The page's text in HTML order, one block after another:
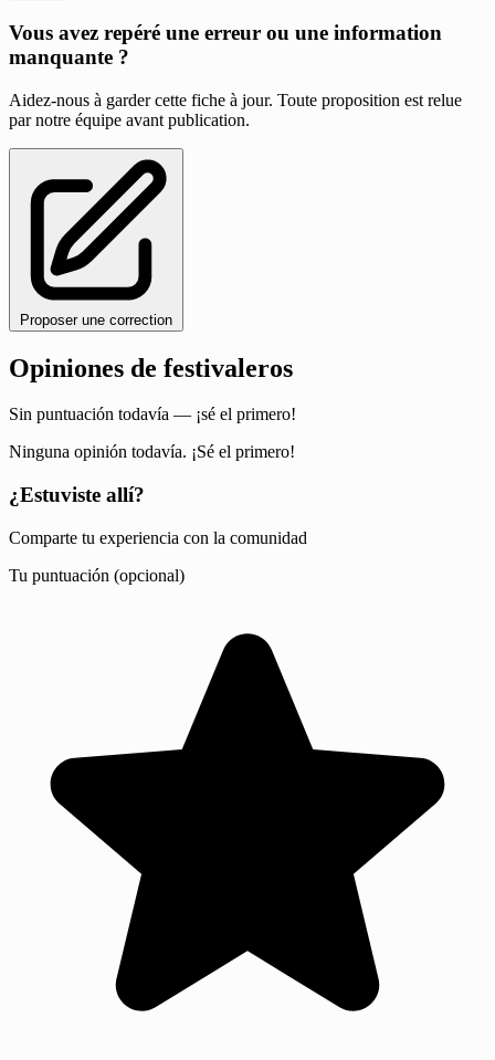
Vous avez repéré une erreur ou une information
manquante ?
Aidez-nous à garder cette fiche à jour. Toute proposition est relue
par notre équipe avant publication.
Proposer une correction
Opiniones de festivaleros
Sin puntuación todavía — ¡sé el primero!
Ninguna opinión todavía. ¡Sé el primero!
¿Estuviste allí?
Comparte tu experiencia con la comunidad
Tu puntuación (opcional)